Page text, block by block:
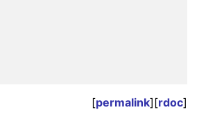
[permalink][rdoc]